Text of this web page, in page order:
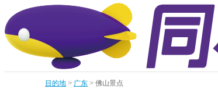
目的地 > 广东 > 佛山景点